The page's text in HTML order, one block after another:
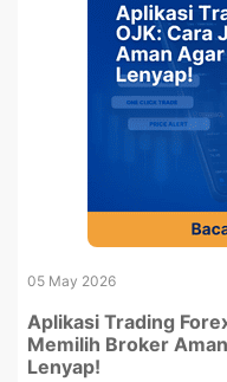
05 May 2026
Aplikasi Trading
Memilih Broker
Lenyap!